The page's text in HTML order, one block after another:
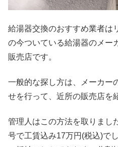
給湯器交換のおすすめ業者は
の今ついている給湯器のメー
販売店です。
一般的な探し方は、メーカー
せを行って、近所の販売店を
管理人はこの方法を取りまし
号で工賃込み17万円(税込)でし